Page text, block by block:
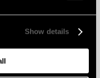
Show details
utförande med
universitetets